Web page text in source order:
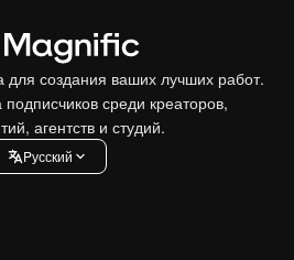
создания ваших лучших работ.
среди креаторов,
агентств и студий.
Pусский